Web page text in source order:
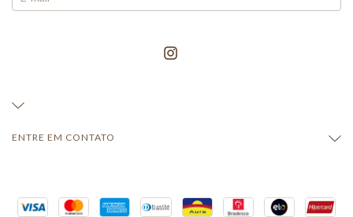
ENTRE EM CONTATO